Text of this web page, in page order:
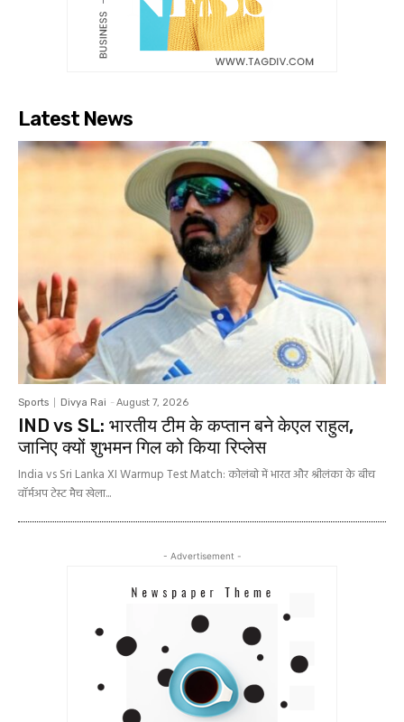
Latest News
Sports Divya Rai - August 7, 2026
IND vs SL: भारतीय टीम के कप्तान बने केएल राहुल,
जानिए क्यों शुभमन गिल को किया रिप्लेस
India vs Sri Lanka XI Warmup Test Match: कोलंबो में भारत और श्रीलंका के बीच
वॉर्मअप टेस्ट मैच खेला...
- Advertisement -